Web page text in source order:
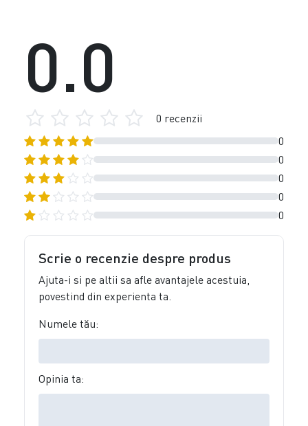
0
0
0
0
0
0.0
0 recenzii
Scrie o recenzie despre produs
Ajuta-i si pe altii sa afle avantajele acestuia,
povestind din experienta ta.
Numele tău:
Opinia ta: